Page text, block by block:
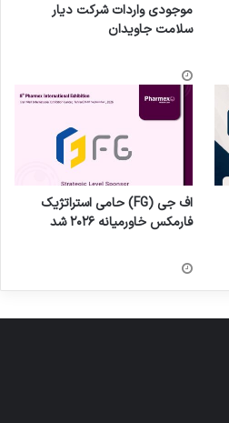
موجودی واردات شرکت دیار
سلامت جاویدان
اف جی (FG) حامی استراتژیک
فارمکس خاورمیانه ۲۰۲۶ شد